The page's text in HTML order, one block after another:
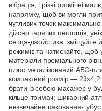
вібрація, і різні ритмічні
напрямку, щоб ви могли
чутливих точок максимально
дійсно гарячих пестощів;
серця-джойстика: зміщуйте
режимів та натискайте, щоб
матеріали преміального
плюс металізований АБС-
компактний розмір —
брати із собою масажер у
кільце-тримач; шикарний
незвичайне паковання-